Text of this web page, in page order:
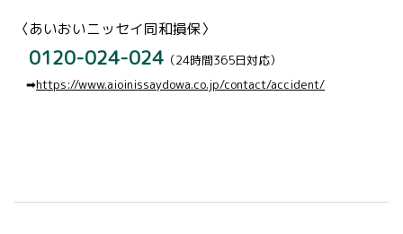
〈あいおいニッセイ同和損保〉
0120-024-024 （24時間365日対応）
➡https://www.aioinissaydowa.co.jp/contact/accident/